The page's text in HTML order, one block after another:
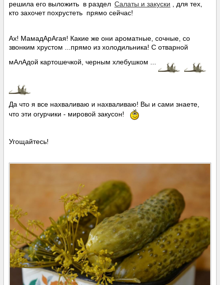
решила его выложить в раздел Салаты и закуски , для тех,
кто захочет похрустеть прямо сейчас!
Ах! МамадАрАгая! Какие же они ароматные, сочные, со
звонким хрустом ...прямо из холодильника! С отварной
мАлАдой картошечкой, черным хлебушком ...
Да что я все нахваливаю и нахваливаю! Вы и сами знаете,
что эти огурчики - мировой закусон!
Угощайтесь!